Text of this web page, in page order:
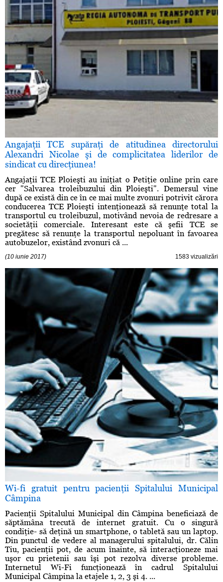
Angajaţii TCE supăraţi de atitudinea directorului
Alexandri Nicolae şi de complicitatea liderilor de
sindicat cu direcţiunea!
Angajaţii TCE Ploieşti au iniţiat o Petiţie online prin care
cer "Salvarea troleibuzului din Ploieşti". Demersul vine
după ce există din ce în ce mai multe zvonuri potrivit cărora
conducerea TCE Ploieşti intenţionează să renunţe total la
transportul cu troleibuzul, motivând nevoia de redresare a
societăţii comerciale. Interesant este că şefii TCE se
pregătesc să renunţe la transportul nepoluant în favoarea
autobuzelor, existând zvonuri că ...
(10 iunie 2017) 1583 vizualizări
Wi-fi gratuit pentru pacienţii Spitalului Municipal
Câmpina
Pacienţii Spitalului Municipal din Câmpina beneficiază de
săptămâna trecută de internet gratuit. Cu o singură
condiţie- să deţină un smartphone, o tabletă sau un laptop.
Din punctul de vedere al managerului spitalului, dr. Călin
Tiu, pacienţii pot, de acum înainte, să interacţioneze mai
uşor cu prietenii sau îşi pot rezolva diverse probleme.
Internetul Wi-Fi funcţionează în cadrul Spitalului
Municipal Câmpina la etajele 1, 2, 3 şi 4. ...